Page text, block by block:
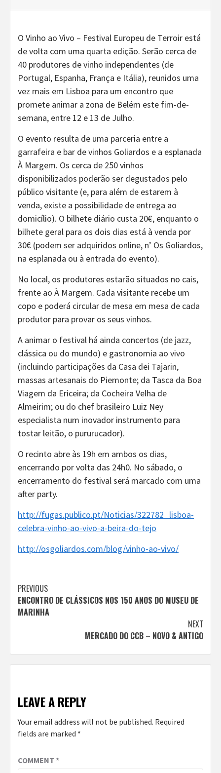
O Vinho ao Vivo – Festival Europeu de Terroir está
de volta com uma quarta edição. Serão cerca de
40 produtores de vinho independentes (de
Portugal, Espanha, França e Itália), reunidos uma
vez mais em Lisboa para um encontro que
promete animar a zona de Belém este fim-de-
semana, entre 12 e 13 de Julho.
O evento resulta de uma parceria entre a
garrafeira e bar de vinhos Goliardos e a esplanada
À Margem. Os cerca de 250 vinhos
disponibilizados poderão ser degustados pelo
público visitante (e, para além de estarem à
venda, existe a possibilidade de entrega ao
domicílio). O bilhete diário custa 20€, enquanto o
bilhete geral para os dois dias está à venda por
30€ (podem ser adquiridos online, n’ Os Goliardos,
na esplanada ou à entrada do evento).
No local, os produtores estarão situados no cais,
frente ao À Margem. Cada visitante recebe um
copo e poderá circular de mesa em mesa de cada
produtor para provar os seus vinhos.
A animar o festival há ainda concertos (de jazz,
clássica ou do mundo) e gastronomia ao vivo
(incluindo participações da Casa dei Tajarin,
massas artesanais do Piemonte; da Tasca da Boa
Viagem da Ericeira; da Cocheira Velha de
Almeirim; ou do chef brasileiro Luiz Ney
especialista num inovador instrumento para
tostar leitão, o pururucador).
O recinto abre às 19h em ambos os dias,
encerrando por volta das 24h0. No sábado, o
encerramento do festival será marcado com uma
after party.
http://fugas.publico.pt/Noticias/322782_lisboa-
celebra-vinho-ao-vivo-a-beira-do-tejo
http://osgoliardos.com/blog/vinho-ao-vivo/
Continue
Reading
PREVIOUS
ENCONTRO DE CLÁSSICOS NOS 150 ANOS DO MUSEU DE
MARINHA
NEXT
MERCADO DO CCB – NOVO & ANTIGO
LEAVE A REPLY
Your email address will not be published. Required
fields are marked *
COMMENT *